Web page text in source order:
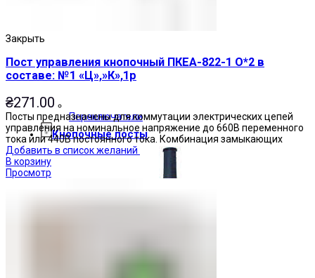
Переключатели
Кнопочные посты
Закрыть
Пост управления кнопочный ПКЕА-822-1 О*2 в
составе: №1 «Ц»,»К»,1р
₴271.00
Посты предназначены для коммутации электрических цепей
управления на номинальное напряжение до 660В переменного
тока или 440В постоянного тока. Комбинация замыкающих
Добавить в список желаний
В корзину
Просмотр